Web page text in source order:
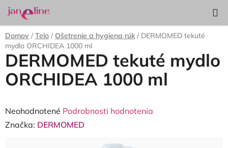
Prejsť
na
obsah
KOŠÍK
Domov / Telo / Ošetrenie a hygiena rúk / DERMOMED tekuté
mydlo ORCHIDEA 1000 ml
DERMOMED tekuté mydlo
ORCHIDEA 1000 ml
Priemerné
hodnotenie
Neohodnotené Podrobnosti hodnotenia
Značka: DERMOMED